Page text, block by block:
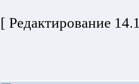
[ Редактирование